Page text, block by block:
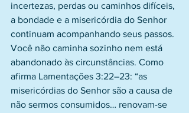
incertezas, perdas ou caminhos difíceis,
a bondade e a misericórdia do Senhor
continuam acompanhando seus passos.
Você não caminha sozinho nem está
abandonado às circunstâncias. Como
afirma Lamentações 3:22–23: “as
misericórdias do Senhor são a causa de
não sermos consumidos… renovam-se